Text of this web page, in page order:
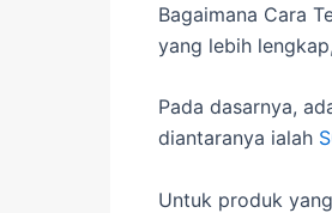
Bagaimana Cara
yang lebih
Pada dasarnya,
diantaranya ialah
Untuk produk